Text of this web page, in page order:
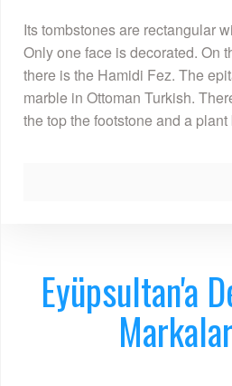
Its tombstones are rectangular
Only one face is decorated. On
there is the Hamidi Fez. The
marble in Ottoman Turkish.
the top the footstone and a
Eyüpsultan'a